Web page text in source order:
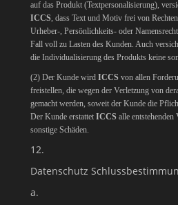
auf das Produkt (Textpersonalisierung),
ICCS, dass Text und Motiv frei von
Urheber-, Persönlichkeits- oder
Fall voll zu Lasten des Kunden. Auch
die Individualisierung des Produkts keine
(2) Der Kunde wird ICCS von allen
freistellen, die wegen der Verletzung von
gemacht werden, soweit der Kunde die
Der Kunde erstattet ICCS alle
sonstige Schäden.
12.
Datenschutz
a.